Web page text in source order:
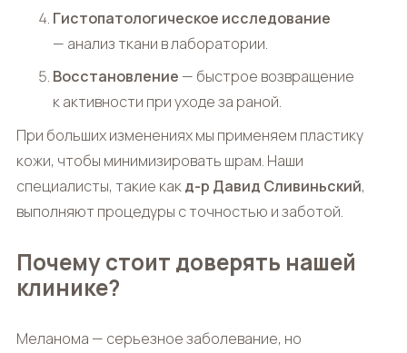
Гистопатологическое исследование
— анализ ткани в лаборатории.
Восстановление — быстрое возвращение
к активности при уходе за раной.
При больших изменениях мы применяем пластику
кожи, чтобы минимизировать шрам. Наши
специалисты, такие какд-р Давид Сливиньский,
выполняют процедуры с точностью и заботой.
Почему стоит доверять нашей
клинике?
Меланома — серьезное заболевание, но